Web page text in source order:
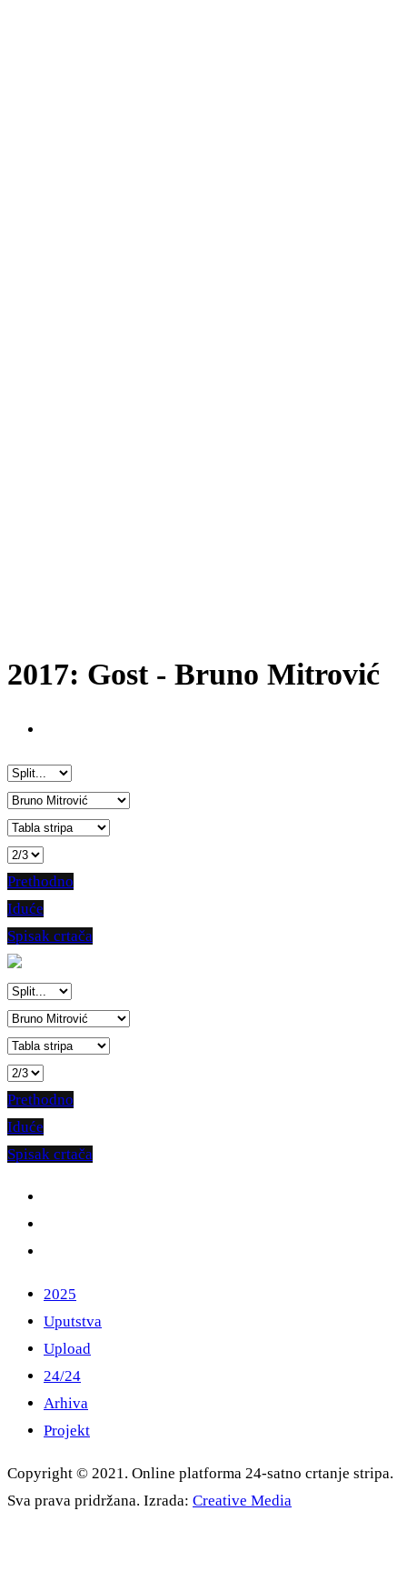
2017: Gost - Bruno Mitrović
Prethodno
Iduće
Spisak crtača
Prethodno
Iduće
Spisak crtača
2025
Uputstva
Upload
24/24
Arhiva
Projekt
Copyright © 2021. Online platforma 24-satno crtanje stripa.
Sva prava pridržana. Izrada: Creative Media